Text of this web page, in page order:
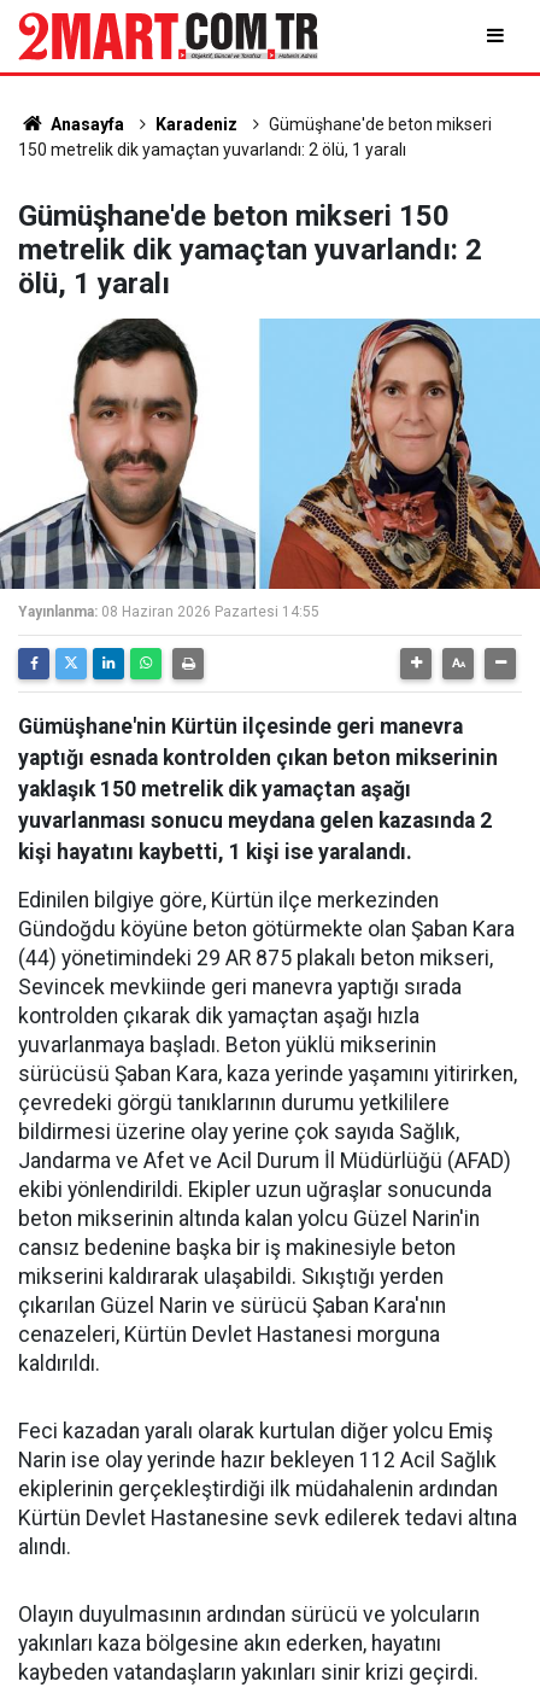
Anasayfa Karadeniz
Gümüşhane'de beton mikseri
150 metrelik dik yamaçtan yuvarlandı: 2 ölü, 1 yaralı
Gümüşhane'de beton mikseri 150
metrelik dik yamaçtan yuvarlandı: 2
ölü, 1 yaralı
Yayınlanma: 08 Haziran 2026 Pazartesi 14:55
Gümüşhane'nin Kürtün ilçesinde geri manevra
yaptığı esnada kontrolden çıkan beton mikserinin
yaklaşık 150 metrelik dik yamaçtan aşağı
yuvarlanması sonucu meydana gelen kazasında 2
kişi hayatını kaybetti, 1 kişi ise yaralandı.
Edinilen bilgiye göre, Kürtün ilçe merkezinden
Gündoğdu köyüne beton götürmekte olan Şaban Kara
(44) yönetimindeki 29 AR 875 plakalı beton mikseri,
Sevincek mevkiinde geri manevra yaptığı sırada
kontrolden çıkarak dik yamaçtan aşağı hızla
yuvarlanmaya başladı. Beton yüklü mikserinin
sürücüsü Şaban Kara, kaza yerinde yaşamını yitirirken,
çevredeki görgü tanıklarının durumu yetkililere
bildirmesi üzerine olay yerine çok sayıda Sağlık,
Jandarma ve Afet ve Acil Durum İl Müdürlüğü (AFAD)
ekibi yönlendirildi. Ekipler uzun uğraşlar sonucunda
beton mikserinin altında kalan yolcu Güzel Narin'in
cansız bedenine başka bir iş makinesiyle beton
mikserini kaldırarak ulaşabildi. Sıkıştığı yerden
çıkarılan Güzel Narin ve sürücü Şaban Kara'nın
cenazeleri, Kürtün Devlet Hastanesi morguna
kaldırıldı.
Feci kazadan yaralı olarak kurtulan diğer yolcu Emiş
Narin ise olay yerinde hazır bekleyen 112 Acil Sağlık
ekiplerinin gerçekleştirdiği ilk müdahalenin ardından
Kürtün Devlet Hastanesine sevk edilerek tedavi altına
alındı.
Olayın duyulmasının ardından sürücü ve yolcuların
yakınları kaza bölgesine akın ederken, hayatını
kaybeden vatandaşların yakınları sinir krizi geçirdi.